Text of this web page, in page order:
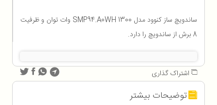
ساندویچ ساز کنوود مدل SMP94.A0WH 1300 وات توان و ظرفیت
8 برش از ساندویچ را دارد.
اشتراک گذاری
توضیحات بیشتر